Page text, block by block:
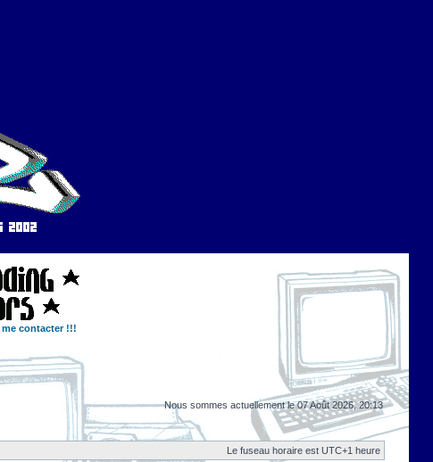
me contacter !!!
Nous sommes actuellement le 07 Août 2026, 20:13
Le fuseau horaire est UTC+1 heure